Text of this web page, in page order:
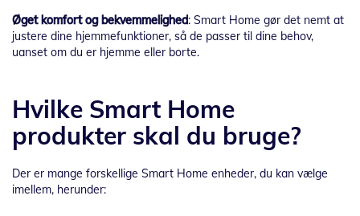
Øget komfort og bekvemmelighed: Smart Home gør det nemt at
justere dine hjemmefunktioner, så de passer til dine behov,
uanset om du er hjemme eller borte.
Hvilke Smart Home
produkter skal du bruge?
Der er mange forskellige Smart Home enheder, du kan vælge
imellem, herunder: